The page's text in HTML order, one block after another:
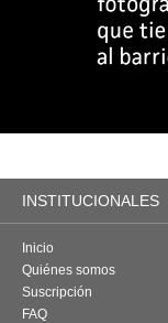
INSTITUCIONALES
Inicio
Quiénes somos
Suscripción
FAQ